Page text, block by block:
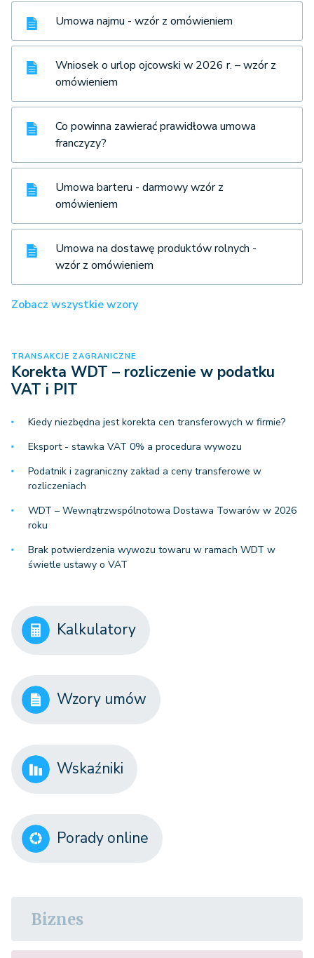
Umowa najmu - wzór z omówieniem
Wniosek o urlop ojcowski w 2026 r. – wzór z
omówieniem
Co powinna zawierać prawidłowa umowa
franczyzy?
Umowa barteru - darmowy wzór z
omówieniem
Umowa na dostawę produktów rolnych -
wzór z omówieniem
Zobacz wszystkie wzory
TRANSAKCJE ZAGRANICZNE
Korekta WDT – rozliczenie w podatku
VAT i PIT
Kiedy niezbędna jest korekta cen transferowych w firmie?
Eksport - stawka VAT 0% a procedura wywozu
Podatnik i zagraniczny zakład a ceny transferowe w
rozliczeniach
WDT – Wewnątrzwspólnotowa Dostawa Towarów w 2026
roku
Brak potwierdzenia wywozu towaru w ramach WDT w
świetle ustawy o VAT
Kalkulatory
Wzory umów
Wskaźniki
Porady online
Biznes